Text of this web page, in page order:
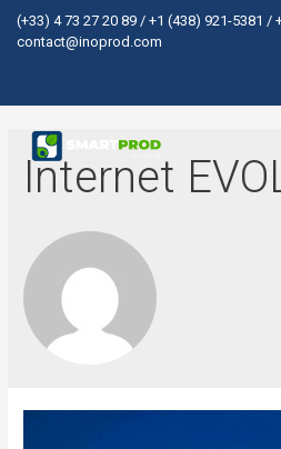
(+33) 4 73 27 20 89 / +1 (438) 921-5381 /
contact@inoprod.com
Internet
Cookies management panel